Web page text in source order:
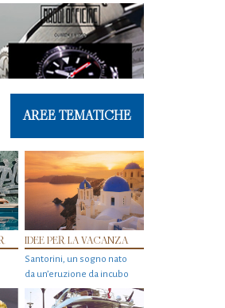
AREE TEMATICHE
IDEE PER LA VACANZA
Santorini, un sogno nato
da un’eruzione da incubo